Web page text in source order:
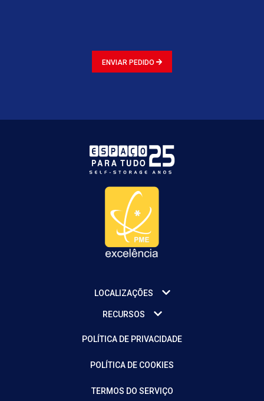
ENVIAR PEDIDO
LOCALIZAÇÕES
RECURSOS
POLÍTICA DE PRIVACIDADE
POLÍTICA DE COOKIES
TERMOS DO SERVIÇO